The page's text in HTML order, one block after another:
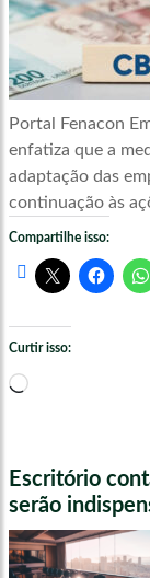
Portal Fenacon
enfatiza que a
adaptação das
continuação às
Compartilhe isso:
Curtir isso:
Carregando...
Escritório
serão